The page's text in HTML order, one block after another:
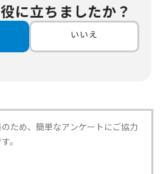
に立ちましたか？
いいえ